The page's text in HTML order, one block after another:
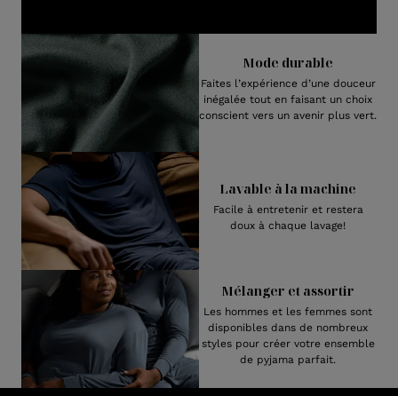
Mode durable
Faites l’expérience d’une douceur
inégalée tout en faisant un choix
conscient vers un avenir plus vert.
Lavable à la machine
Facile à entretenir et restera
doux à chaque lavage!
Mélanger et assortir
Les hommes et les femmes sont
disponibles dans de nombreux
styles pour créer votre ensemble
de pyjama parfait.